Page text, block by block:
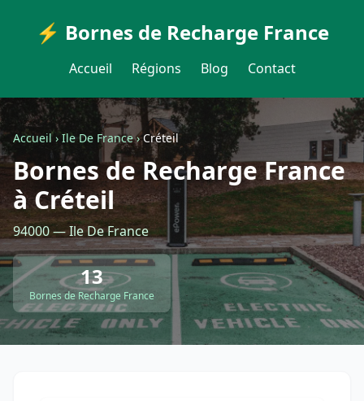
⚡ Bornes de Recharge France
Accueil Régions Blog Contact
Accueil›Ile De France›Créteil
Bornes de Recharge France
à Créteil
94000 — Ile De France
13
Bornes de Recharge France